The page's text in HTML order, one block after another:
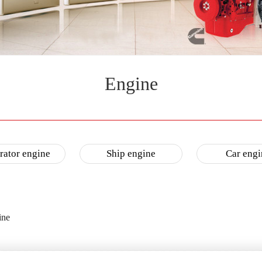
Engine
engine Ship engine Car